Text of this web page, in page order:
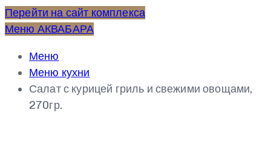
Перейти на сайт комплекса
Меню АКВАБАРА
Меню
Меню кухни
Салат с курицей гриль и свежими овощами,
270гр.